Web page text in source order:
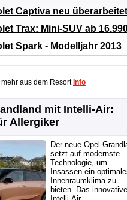
Captiva neu überarbeitet
Trax: Mini-SUV ab
Spark - Modelljahr 2013
mehr aus dem Resort Info
mit Intelli-Air:
Allergiker
Der neue Opel
setzt auf modernste
Technologie, um
Insassen ein
Innenraumklima zu
bieten. Das innovative